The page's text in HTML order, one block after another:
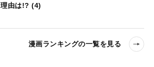
理由は!? (4)
漫画ランキングの一覧を見る